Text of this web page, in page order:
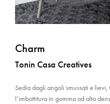
Charm
Tonin Casa Creatives
Sedia dagli angoli smussati e
l’imbottitura in gomma ad alta